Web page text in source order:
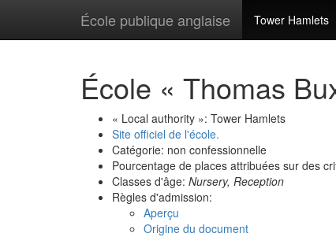
École publique anglaise Tower Hamlets
École « Thomas
« Local authority »: Tower Hamlets
Site officiel de l'école.
Catégorie: non confessionnelle
Pourcentage de places attribuées sur des
Classes d'âge: Nursery, Reception
Règles d'admission:
Aperçu
Origine du document